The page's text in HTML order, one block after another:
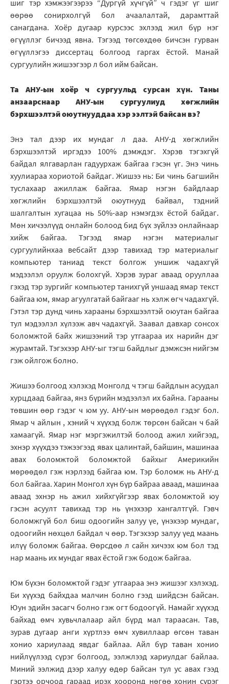
шиг тэр хэмжээгээрээ “Дургүй хүчгүй” ч гэдэг үг шиг
өөрөө сонирхолгүй бол ачаалалтай, дарамттай
санагдана. Хоёр дугаар курсээс эхлээд жил бүр нэг
өгүүллэг бичээд явна. Тэгээд төгсөхдөө бичсэн гурван
өгүүллэгээ диссертац болгоод гаргах ёстой. Манай
сургуулийн жишээгээр л бол ийм байсан.
Та АНУ-ын хоёр ч сургуульд сурсан хүн. Таны
анзаарснаар АНУ-ын сургуулиуд хөгжлийн
бэрхшээлтэй оюутнууддаа хэр ээлтэй байсан вэ?
Энэ тал дээр их мундаг л даа. АНУ-д хөгжлийн
бэрхшээлтэй иргэдээ 100% дэмждэг. Хэрэв тэгэхгүй
байдал ялгаварлан гадуурхаж байгаа гэсэн үг. Энэ чинь
хуулиараа хориотой байдаг. Жишээ нь: Би чинь багшийн
туслахаар ажиллаж байгаа. Ямар нэгэн байдлаар
хөгжлийн бэрхшээлтэй оюутнууд байвал, тэдний
шалгалтын хугацаа нь 50%-аар нэмэгдэх ёстой байдаг.
Мөн хичээлүүд онлайн болоод бид бүх зүйлээ онлайнаар
хийж байгаа. Тэгээд ямар нэгэн материалыг
сургуулийнхаа вебсайт дээр тавихад тэр материалыг
компьютер таниад текст болгож уншиж чадахгүй
мэдээлэл оруулж болохгүй. Хэрэв зураг аваад орууллаа
гэхэд тэр зургийг компьютер танихгүй уншаад ямар текст
байгаа юм, ямар агуулгатай байгааг нь хэлж өгч чадахгүй.
Гэтэл тэр дунд чинь харааны бэрхшээлтэй оюутан байгаа
тул мэдээлэл хүлээж авч чадахгүй. Заавал давхар сонсох
боломжтой байх жишээний тэр утгаараа их нарийн дэг
журамтай. Тэгэхээр АНУ-ыг тэгш байдлыг дэмжсэн нийгэм
гэж ойлгож болно.
Жишээ болгоод хэлэхэд Монголд ч тэгш байдлын асуудал
хурцдаад байгаа, янз бүрийн мэдээлэл их байна. Гарааны
төвшин өөр гэдэг ч юм уу. АНУ-ын мөрөөдөл гэдэг бол.
Ямар ч айлын , хэний ч хүүхэд болж төрсөн байсан ч бай
хамаагүй. Ямар нэг мэргэжилтэй болоод ажил хийгээд,
эхнэр хүүхдээ тэжээгээд явах цалинтай, байшин, машинаа
авах боломжтой боломжтой байхыг Америкийн
мөрөөдөл гэж нэрлээд байгаа юм. Тэр боломж нь АНУ-д
бол байгаа. Харин Монгол хүн бүр байраа аваад, машинаа
аваад эхнэр нь ажил хийхгүйгээр явах боломжтой юу
гэсэн асуулт тавихад тэр нь үнэхээр хангалтгүй. Гэвч
боломжгүй бол биш одоогийн залуу үе, үнэхээр мундаг,
одоогийн нөхцөл байдал ч өөр. Тэгэхээр залуу үед маань
илүү боломж байгаа. Өөрсдөө л сайн хичээх юм бол тэд
нар маань их мундаг явах ёстой гэж бодож байгаа.
Юм бүхэн боломжтой гэдэг утгаараа энэ жишээг хэлэхэд.
Би хүүхэд байхдаа малчин болно гээд шийдсэн байсан.
Юун эдийн засагч болно гэж огт бодоогүй. Намайг хүүхэд
байхад өмч хувьчлалаар айл бүрд мал тараасан. Тав,
зурав дугаар анги хүртлээ өмч хувиллаар өгсөн таван
хонио хариулаад явдаг байлаа. Айл бүр таван хонио
нийлүүлээд сүрэг болгоод, ээлжлээд хариулдаг байлаа.
Миний ээлжид дээр халуу өдөр байсан тул ус авах гээд
гэртээ орчоод гараад ирэх хооронд нөгөө хонин сүрэг